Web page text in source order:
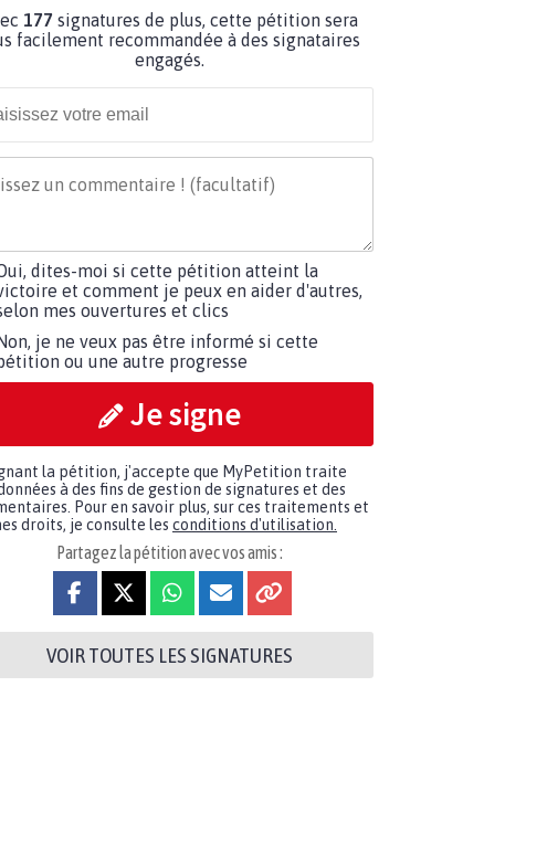
177 signatures de plus, cette pétition sera
facilement recommandée à des signataires
engagés.
dites-moi si cette pétition atteint la
et comment je peux en aider d'autres,
mes ouvertures et clics
je ne veux pas être informé si cette
ou une autre progresse
Je signe
la pétition, j'accepte que MyPetition traite
à des fins de gestion de signatures et des
Pour en savoir plus, sur ces traitements et
droits, je consulte les conditions d'utilisation.
Partagez la pétition avec vos amis :
VOIR TOUTES LES SIGNATURES